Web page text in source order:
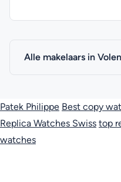
Alle makelaars in
Patek Philippe Best copy
Replica Watches Swiss top
watches